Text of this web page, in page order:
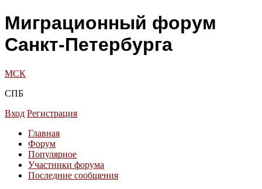
Миграционный форум
Санкт-Петербурга
МСК
СПБ
Вход Регистрация
Главная
Форум
Популярное
Участники форума
Последние сообщения